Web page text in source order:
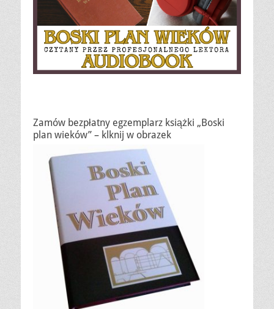
Zamów bezpłatny egzemplarz książki „Boski
plan wieków” – klknij w obrazek